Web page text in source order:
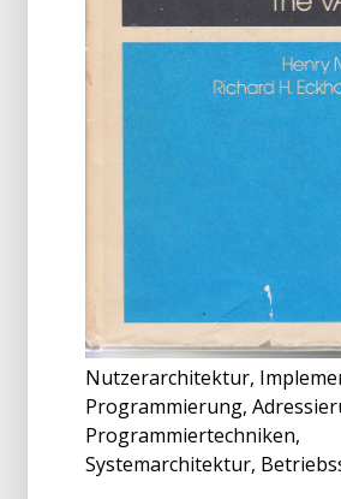
Nutzerarchitektur,
Programmierung,
Programmiertechniken,
Systemarchitektur,